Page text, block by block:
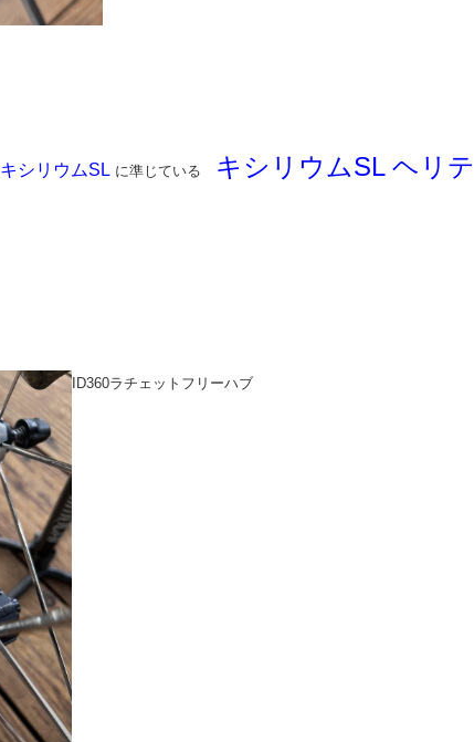
キシリウムSL に準じている
キシリウムSL ヘリテ
ID360ラチェットフリーハブ